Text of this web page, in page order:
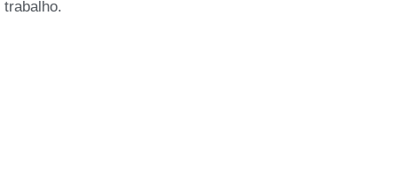
trabalho.